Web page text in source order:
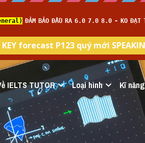
IELTS TUTOR Loại hình Kĩ năng